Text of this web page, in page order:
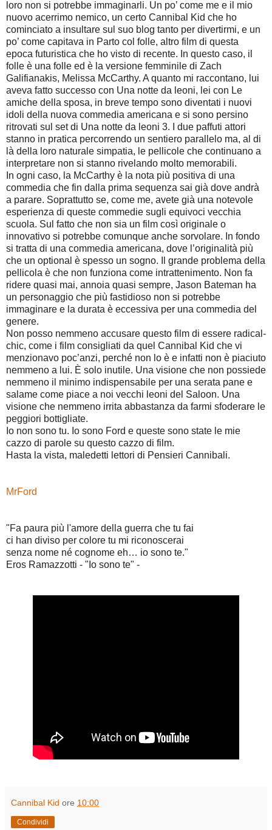
loro non si potrebbe immaginarli. Un po’ come me e il mio
nuovo acerrimo nemico, un certo Cannibal Kid che ho
cominciato a insultare sul suo blog tanto per divertirmi, e un
po’ come capitava in Parto col folle, altro film di questa
epoca futuristica che ho visto di recente. In questo caso, il
folle è una folle ed è la versione femminile di Zach
Galifianakis, Melissa McCarthy. A quanto mi raccontano, lui
aveva fatto successo con Una notte da leoni, lei con Le
amiche della sposa, in breve tempo sono diventati i nuovi
idoli della nuova commedia americana e si sono persino
ritrovati sul set di Una notte da leoni 3. I due paffuti attori
stanno in pratica percorrendo un sentiero parallelo ma, al di
là della loro naturale simpatia, le pellicole che continuano a
interpretare non si stanno rivelando molto memorabili.
In ogni caso, la McCarthy è la nota più positiva di una
commedia che fin dalla prima sequenza sai già dove andrà
a parare. Soprattutto se, come me, avete già una notevole
esperienza di queste commedie sugli equivoci vecchia
scuola. Sul fatto che non sia un film così originale o
innovativo si potrebbe comunque anche sorvolare. In fondo
si tratta di una commedia americana, dove l’originalità più
che un optional è spesso un sogno. Il grande problema della
pellicola è che non funziona come intrattenimento. Non fa
ridere quasi mai, annoia quasi sempre, Jason Bateman ha
un personaggio che più fastidioso non si potrebbe
immaginare e la durata è eccessiva per una commedia del
genere.
Non posso nemmeno accusare questo film di essere radical-
chic, come i film consigliati da quel Cannibal Kid che vi
menzionavo poc’anzi, perché non lo è e infatti non è piaciuto
nemmeno a lui. È solo inutile. Una visione che non possiede
nemmeno il minimo indispensabile per una serata pane e
salame come piace a noi vecchi leoni del Saloon. Una
visione che nemmeno irrita abbastanza da farmi sfoderare le
peggiori bottigliate.
Io non sono tu. Io sono Ford e queste sono state le mie
cazzo di parole su questo cazzo di film.
Hasta la vista, maledetti lettori di Pensieri Cannibali.
MrFord
"Fa paura più l'amore della guerra che tu fai
ci han diviso per colore tu mi riconoscerai
senza nome né cognome eh… io sono te."
Eros Ramazzotti - "Io sono te" -
Cannibal Kid ore 10:00
Condividi